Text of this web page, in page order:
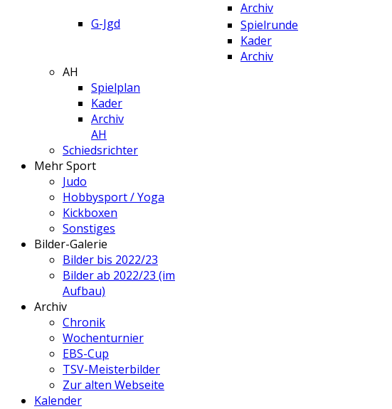
Archiv
G-Jgd
Spielrunde
Kader
Archiv
AH
Spielplan
Kader
Archiv
AH
Schiedsrichter
Mehr Sport
Judo
Hobbysport / Yoga
Kickboxen
Sonstiges
Bilder-Galerie
Bilder bis 2022/23
Bilder ab 2022/23 (im
Aufbau)
Archiv
Chronik
Wochenturnier
EBS-Cup
TSV-Meisterbilder
Zur alten Webseite
Kalender